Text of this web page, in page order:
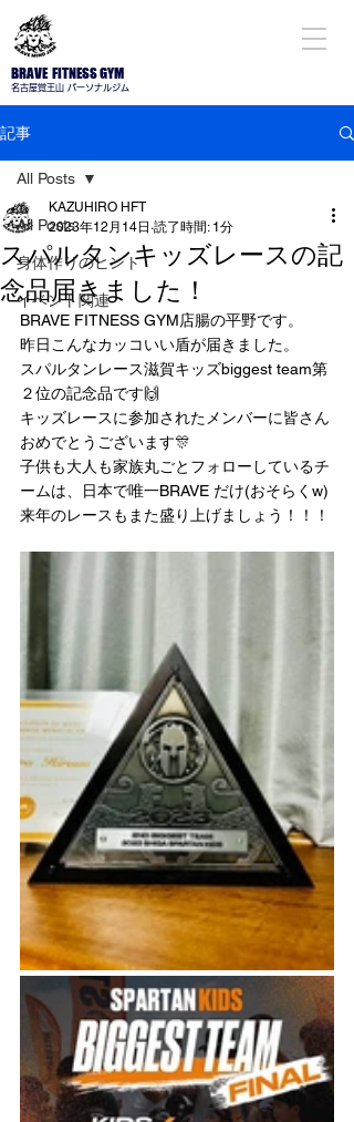
BRAVE FITNESS GYM
名古屋​覚王山 パーソナルジム
記事
All Posts
身体作りのヒント
イベント関連
All Posts
スパルタンキッズレースの記
念品届きました！
KAZUHIRO HFT
2023年12月14日 読了時間: 1分
BRAVE FITNESS GYM店腸の平野です。
昨日こんなカッコいい盾が届きました。
スパルタンレース滋賀キッズbiggest team第
２位の記念品です🙌
キッズレースに参加されたメンバーに皆さん
おめでとうございます🎊
子供も大人も家族丸ごとフォローしているチ
ームは、日本で唯一BRAVE だけ(おそらくw)
来年のレースもまた盛り上げましょう！！！